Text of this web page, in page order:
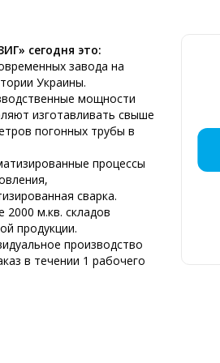
сегодня это:
завода на
Украины.
мощности
изготавливать свыше
погонных трубы в
процессы
сварка.
2000 м.кв. складов
продукции.
производство
в течении 1 рабочего